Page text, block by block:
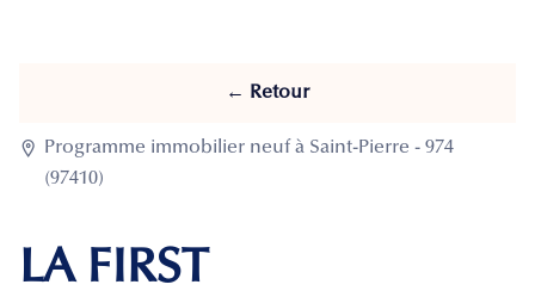
← Retour

Programme immobilier neuf à Saint-Pierre - 974
(97410)
LA FIRST